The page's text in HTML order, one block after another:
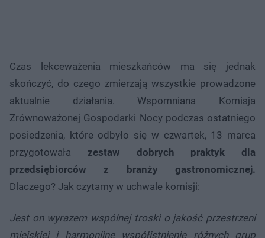
Czas lekceważenia mieszkańców ma się jednak
skończyć, do czego zmierzają wszystkie prowadzone
aktualnie działania. Wspomniana Komisja
Zrównoważonej Gospodarki Nocy podczas ostatniego
posiedzenia, które odbyło się w czwartek, 13 marca
przygotowała zestaw dobrych praktyk dla
przedsiębiorców z branży gastronomicznej.
Dlaczego? Jak czytamy w uchwale komisji:
Jest on wyrazem wspólnej troski o jakość przestrzeni
miejskiej i harmonijne współistnienie różnych grup